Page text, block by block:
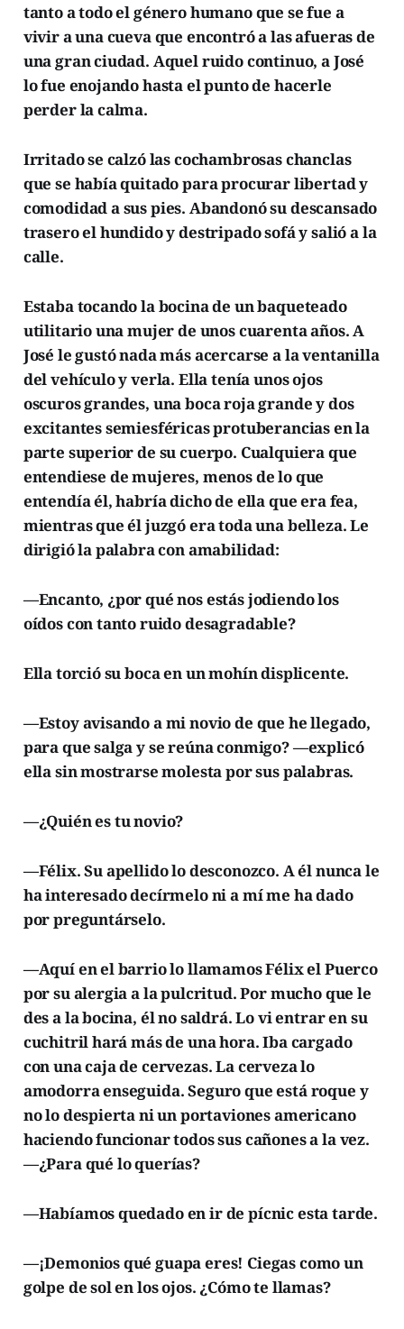
tanto a todo el género humano que se fue a
vivir a una cueva que encontró a las afueras de
una gran ciudad. Aquel ruido continuo, a José
lo fue enojando hasta el punto de hacerle
perder la calma.
Irritado se calzó las cochambrosas chanclas
que se había quitado para procurar libertad y
comodidad a sus pies. Abandonó su descansado
trasero el hundido y destripado sofá y salió a la
calle.
Estaba tocando la bocina de un baqueteado
utilitario una mujer de unos cuarenta años. A
José le gustó nada más acercarse a la ventanilla
del vehículo y verla. Ella tenía unos ojos
oscuros grandes, una boca roja grande y dos
excitantes semiesféricas protuberancias en la
parte superior de su cuerpo. Cualquiera que
entendiese de mujeres, menos de lo que
entendía él, habría dicho de ella que era fea,
mientras que él juzgó era toda una belleza. Le
dirigió la palabra con amabilidad:
—Encanto, ¿por qué nos estás jodiendo los
oídos con tanto ruido desagradable?
Ella torció su boca en un mohín displicente.
—Estoy avisando a mi novio de que he llegado,
para que salga y se reúna conmigo? —explicó
ella sin mostrarse molesta por sus palabras.
—¿Quién es tu novio?
—Félix. Su apellido lo desconozco. A él nunca le
ha interesado decírmelo ni a mí me ha dado
por preguntárselo.
—Aquí en el barrio lo llamamos Félix el Puerco
por su alergia a la pulcritud. Por mucho que le
des a la bocina, él no saldrá. Lo vi entrar en su
cuchitril hará más de una hora. Iba cargado
con una caja de cervezas. La cerveza lo
amodorra enseguida. Seguro que está roque y
no lo despierta ni un portaviones americano
haciendo funcionar todos sus cañones a la vez.
—¿Para qué lo querías?
—Habíamos quedado en ir de pícnic esta tarde.
—¡Demonios qué guapa eres! Ciegas como un
golpe de sol en los ojos. ¿Cómo te llamas?